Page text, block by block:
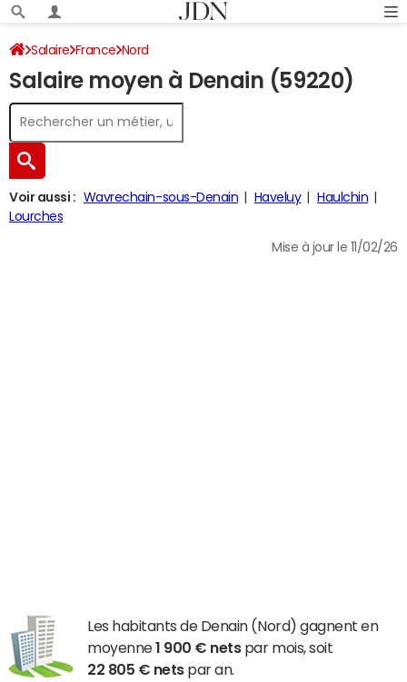
Salaire France Nord
Salaire moyen à Denain (59220)
Voir aussi : Wavrechain-sous-Denain Haveluy
Haulchin
Lourches
Mise à jour le 11/02/26
Les habitants de Denain (Nord) gagnent en
moyenne1 900 € netspar mois, soit
22 805 € netspar an.